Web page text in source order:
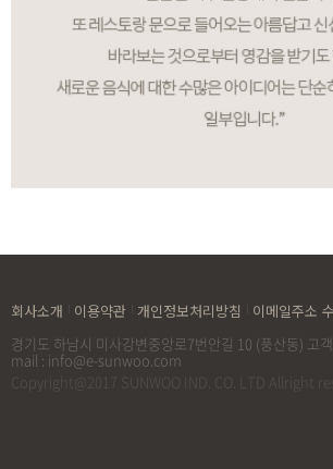
회사소개 이용약관 개인정보처리방침
이메일주소
경기도 하남시 미사강변중앙로7번안길 10 (풍산동) 고
mail : info@e-sunwoo.com
Copyright@2017 SUNWOO IND. CO. LTD Allright